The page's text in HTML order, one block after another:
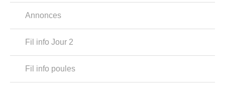
Annonces
Fil info Jour 2
Fil info poules